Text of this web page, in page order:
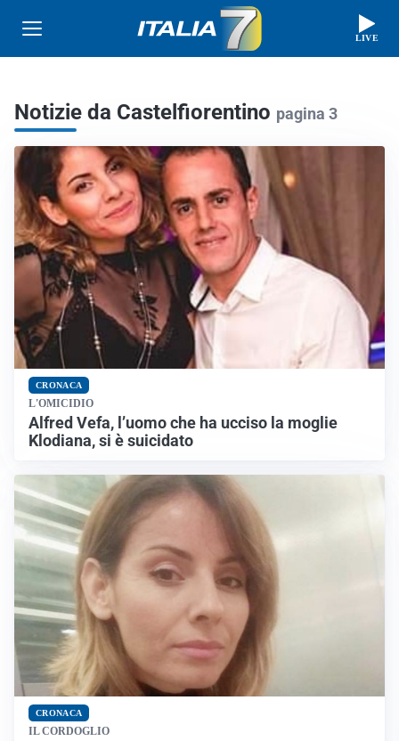
LIVE
Notizie da Castelfiorentino pagina 3
CRONACA
L'OMICIDIO
Alfred Vefa, l’uomo che ha ucciso la moglie
Klodiana, si è suicidato
CRONACA
IL CORDOGLIO